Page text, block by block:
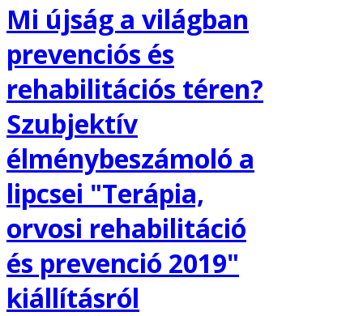
Mi újság a világban
prevenciós és
rehabilitációs téren?
Szubjektív
élménybeszámoló a
lipcsei "Terápia,
orvosi rehabilitáció
és prevenció 2019"
kiállításról